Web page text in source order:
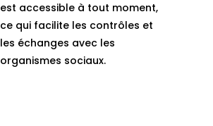
est accessible à tout moment,
ce qui facilite les contrôles et
les échanges avec les
organismes sociaux.